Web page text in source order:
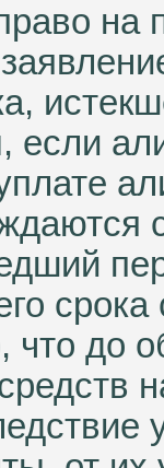
на
если
что до